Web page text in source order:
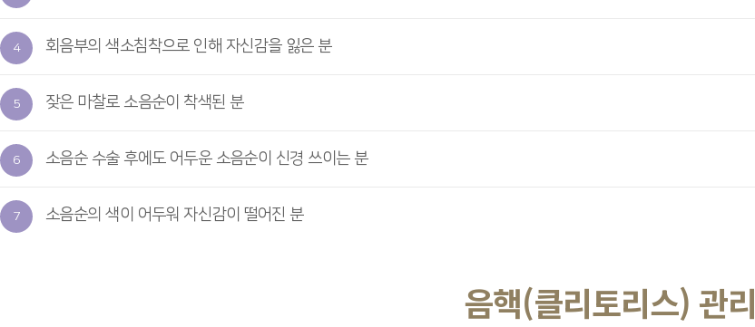
4 회음부의 색소침착으로 인해 자신감을 잃은 분
5 잦은 마찰로 소음순이 착색된 분
6 소음순 수술 후에도 어두운 소음순이 신경 쓰이는 분
7 소음순의 색이 어두워 자신감이 떨어진 분
음핵(클리토리스) 관리